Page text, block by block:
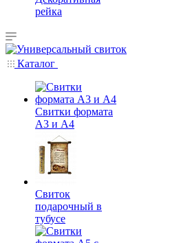
рейка
Каталог
Свитки формата
А3 и А4
Свиток
подарочный в
тубусе